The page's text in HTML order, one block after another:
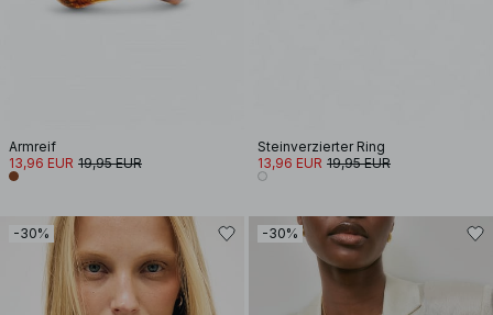
Armreif
13,96 EUR 19,95 EUR
Steinverzierter Ring
13,96 EUR 19,95 EUR
-30% -30%